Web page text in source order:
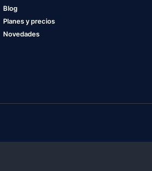
Blog
Planes y precios
Novedades